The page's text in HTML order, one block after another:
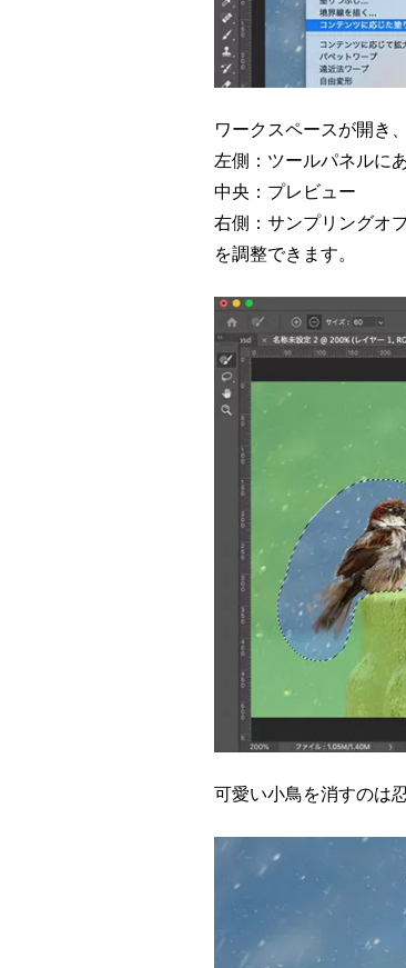
ワークスペースが開き
左側：ツールパネルに
中央：プレビュー
右側：サンプリングオ
を調整できます。
可愛い小鳥を消すのは